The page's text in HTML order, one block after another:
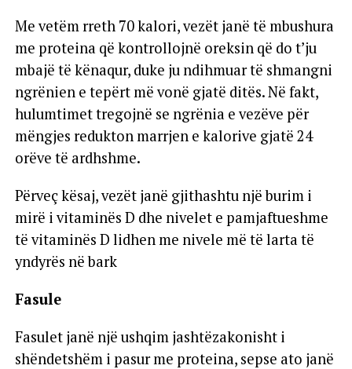
Me vetëm rreth 70 kalori, vezët janë të mbushura
me proteina që kontrollojnë oreksin që do t’ju
mbajë të kënaqur, duke ju ndihmuar të shmangni
ngrënien e tepërt më vonë gjatë ditës. Në fakt,
hulumtimet tregojnë se ngrënia e vezëve për
mëngjes redukton marrjen e kalorive gjatë 24
orëve të ardhshme.
Përveç kësaj, vezët janë gjithashtu një burim i
mirë i vitaminës D dhe nivelet e pamjaftueshme
të vitaminës D lidhen me nivele më të larta të
yndyrës në bark
Fasule
Fasulet janë një ushqim jashtëzakonisht i
shëndetshëm i pasur me proteina, sepse ato janë